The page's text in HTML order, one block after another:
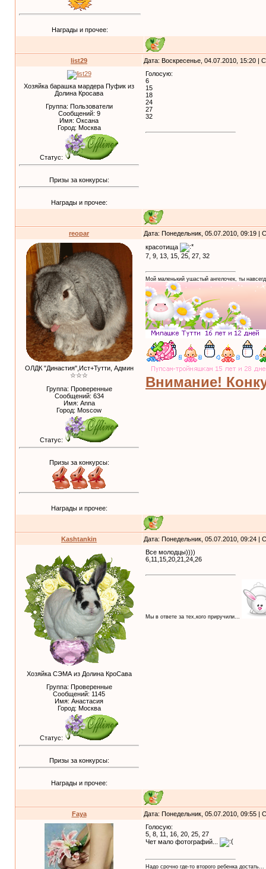
Награды и прочее:
list29 Дата: Воскресенье, 04.07.2010, 15:20 |
Хозяйка барашка мардера Пуфик из
Долина Кросава
Группа: Пользователи
Сообщений: 9
Имя: Оксана
Город: Москва
Статус:
Призы за конкурсы:
Награды и прочее:
Голосую:
6
15
18
24
27
32
reopar Дата: Понедельник, 05.07.2010, 09:19 |
ОЛДК "Династия",Ист+Тутти, Админ
☆☆☆
Группа: Проверенные
Сообщений: 634
Имя: Anna
Город: Moscow
Статус:
Призы за конкурсы:
Награды и прочее:
красотища
7, 9, 13, 15, 25, 27, 32
Мой маленький ушастый ангелочек, ты
Внимание!
Kashtankin Дата: Понедельник, 05.07.2010, 09:24 |
Хозяйка СЭМА из Долина КроСава
Группа: Проверенные
Сообщений: 1145
Имя: Анастасия
Город: Москва
Статус:
Призы за конкурсы:
Награды и прочее:
Все молодцы))))
6,11,15,20,21,24,26
Мы в ответе за тех,кого приручили...
Faya
Дата: Понедельник, 05.07.2010, 09:55 |
Голосую:
5, 8, 11, 16, 20, 25, 27
Чет мало фотографий...
Надо срочно где-то второго ребенка достать...